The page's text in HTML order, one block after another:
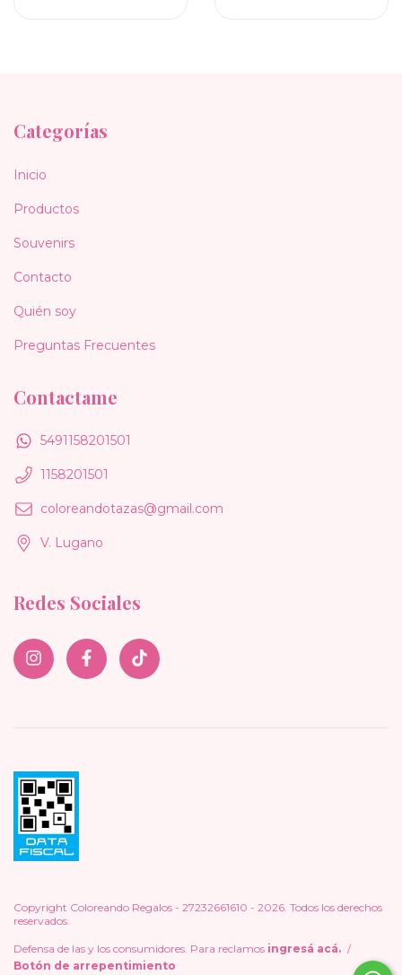
Categorías
Inicio
Productos
Souvenirs
Contacto
Quién soy
Preguntas Frecuentes
Contactame
5491158201501
1158201501
coloreandotazas@gmail.com
V. Lugano
Redes Sociales
Copyright Coloreando Regalos - 27232661610 - 2026. Todos los derechos
reservados.
Defensa de las y los consumidores. Para reclamos ingresá acá. /
Botón de arrepentimiento